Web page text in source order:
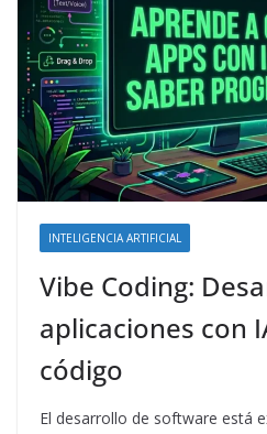
INTELIGENCIA ARTIFICIAL
Vibe Coding:
aplicaciones con
código
El desarrollo de software está